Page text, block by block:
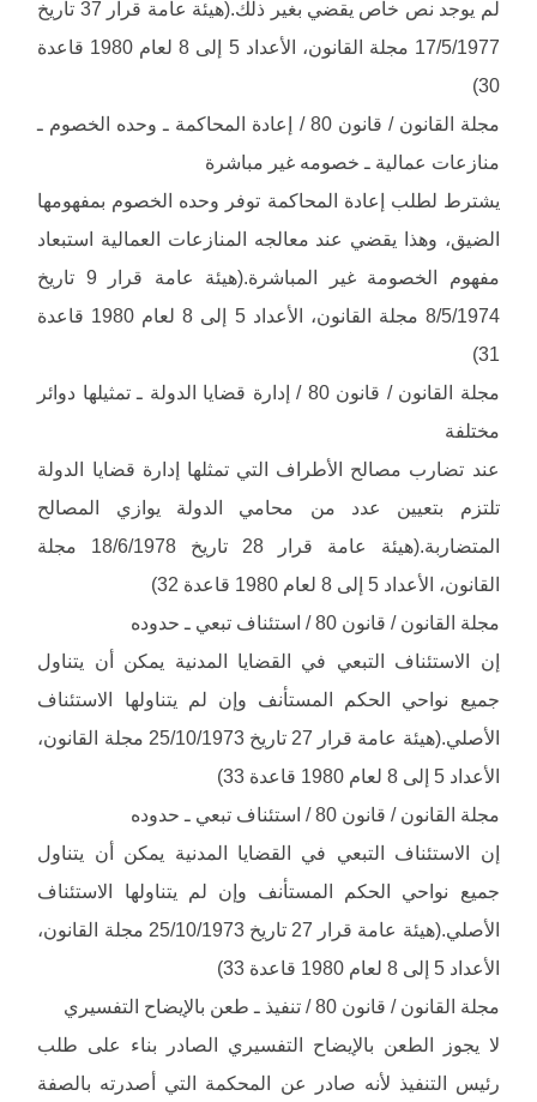
لم يوجد نص خاص يقضي بغير ذلك.(هيئة عامة قرار 37 تاريخ
17/5/1977 مجلة القانون، الأعداد 5 إلى 8 لعام 1980 قاعدة
30)
مجلة القانون / قانون 80 / إعادة المحاكمة ـ وحده الخصوم ـ
منازعات عمالية ـ خصومه غير مباشرة
يشترط لطلب إعادة المحاكمة توفر وحده الخصوم بمفهومها
الضيق، وهذا يقضي عند معالجه المنازعات العمالية استبعاد
مفهوم الخصومة غير المباشرة.(هيئة عامة قرار 9 تاريخ
8/5/1974 مجلة القانون، الأعداد 5 إلى 8 لعام 1980 قاعدة
31)
مجلة القانون / قانون 80 / إدارة قضايا الدولة ـ تمثيلها دوائر
مختلفة
عند تضارب مصالح الأطراف التي تمثلها إدارة قضايا الدولة
تلتزم بتعيين عدد من محامي الدولة يوازي المصالح
المتضاربة.(هيئة عامة قرار 28 تاريخ 18/6/1978 مجلة
القانون، الأعداد 5 إلى 8 لعام 1980 قاعدة 32)
مجلة القانون / قانون 80 / استئناف تبعي ـ حدوده
إن الاستئناف التبعي في القضايا المدنية يمكن أن يتناول
جميع نواحي الحكم المستأنف وإن لم يتناولها الاستئناف
الأصلي.(هيئة عامة قرار 27 تاريخ 25/10/1973 مجلة القانون،
الأعداد 5 إلى 8 لعام 1980 قاعدة 33)
مجلة القانون / قانون 80 / استئناف تبعي ـ حدوده
إن الاستئناف التبعي في القضايا المدنية يمكن أن يتناول
جميع نواحي الحكم المستأنف وإن لم يتناولها الاستئناف
الأصلي.(هيئة عامة قرار 27 تاريخ 25/10/1973 مجلة القانون،
الأعداد 5 إلى 8 لعام 1980 قاعدة 33)
مجلة القانون / قانون 80 / تنفيذ ـ طعن بالإيضاح التفسيري
لا يجوز الطعن بالإيضاح التفسيري الصادر بناء على طلب
رئيس التنفيذ لأنه صادر عن المحكمة التي أصدرته بالصفة